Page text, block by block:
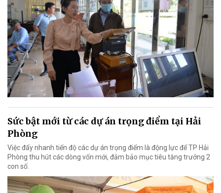
Sức bật mới từ các dự án trọng điểm tại Hải
Phòng
Việc đẩy nhanh tiến độ các dự án trọng điểm là động lực để TP Hải
Phòng thu hút các dòng vốn mới, đảm bảo mục tiêu tăng trưởng 2
con số.